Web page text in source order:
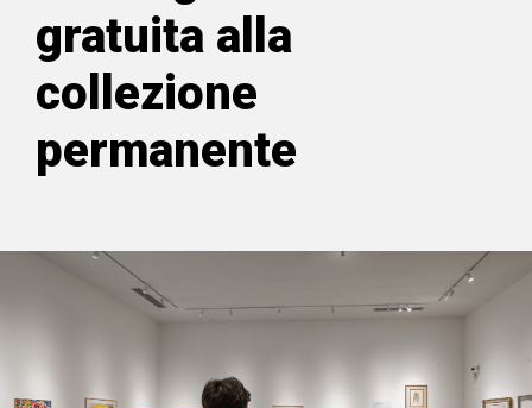
gratuita alla
collezione
permanente